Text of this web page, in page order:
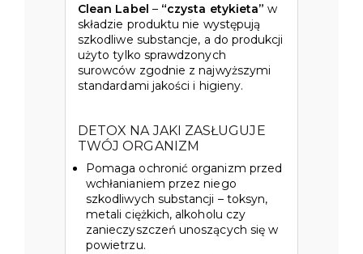
Clean Label – “czysta etykieta” w
składzie produktu nie występują
szkodliwe substancje, a do produkcji
użyto tylko sprawdzonych
surowców zgodnie z najwyższymi
standardami jakości i higieny.
DETOX NA JAKI ZASŁUGUJE
TWÓJ ORGANIZM
Pomaga ochronić organizm przed
wchłanianiem przez niego
szkodliwych substancji – toksyn,
metali ciężkich, alkoholu czy
zanieczyszczeń unoszących się w
powietrzu.